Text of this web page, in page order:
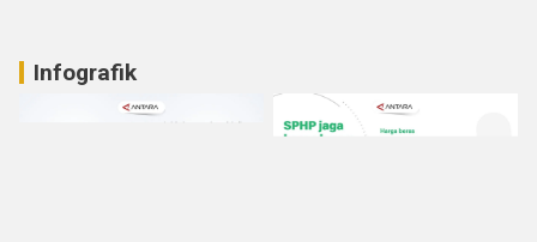
Infografik